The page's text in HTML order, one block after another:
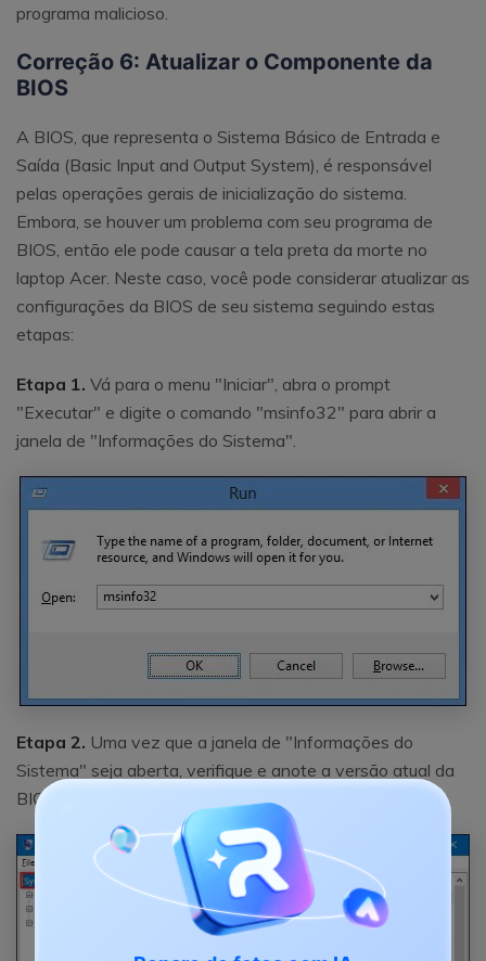
programa malicioso.
Correção 6: Atualizar o Componente da
BIOS
A BIOS, que representa o Sistema Básico de Entrada e
Saída (Basic Input and Output System), é responsável
pelas operações gerais de inicialização do sistema.
Embora, se houver um problema com seu programa de
BIOS, então ele pode causar a tela preta da morte no
laptop Acer. Neste caso, você pode considerar atualizar as
configurações da BIOS de seu sistema seguindo estas
etapas:
Etapa 1. Vá para o menu "Iniciar", abra o prompt
"Executar" e digite o comando "msinfo32" para abrir a
janela de "Informações do Sistema".
Etapa 2. Uma vez que a janela de "Informações do
Sistema" seja aberta, verifique e anote a versão atual da
BIOS que está instalada em seu computador.